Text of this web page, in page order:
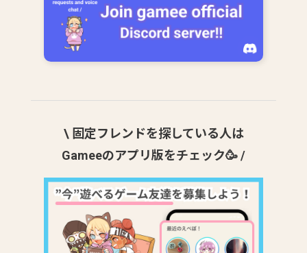
\ 固定フレンドを探している人は
Gameeのアプリ版をチェック🥳 /